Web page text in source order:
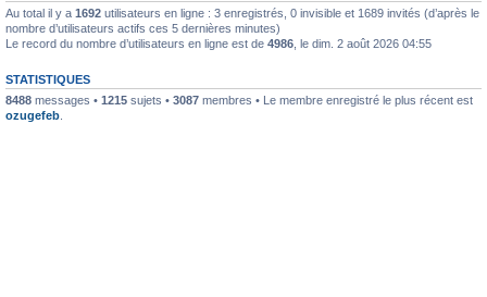
Au total il y a 1692 utilisateurs en ligne : 3 enregistrés, 0 invisible et 1689 invités (d’après le
nombre d’utilisateurs actifs ces 5 dernières minutes)
Le record du nombre d’utilisateurs en ligne est de 4986 , le dim. 2 août 2026 04:55
STATISTIQUES
8488 messages • 1215 sujets • 3087 membres • Le membre enregistré le plus récent est
ozugefeb